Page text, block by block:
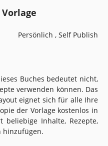
Persönlich , Self Publish
Buches bedeutet nicht,
verwenden können. Das
eignet sich für alle Ihre
der Vorlage kostenlos in
beliebige Inhalte, Rezepte,
hinzufügen.